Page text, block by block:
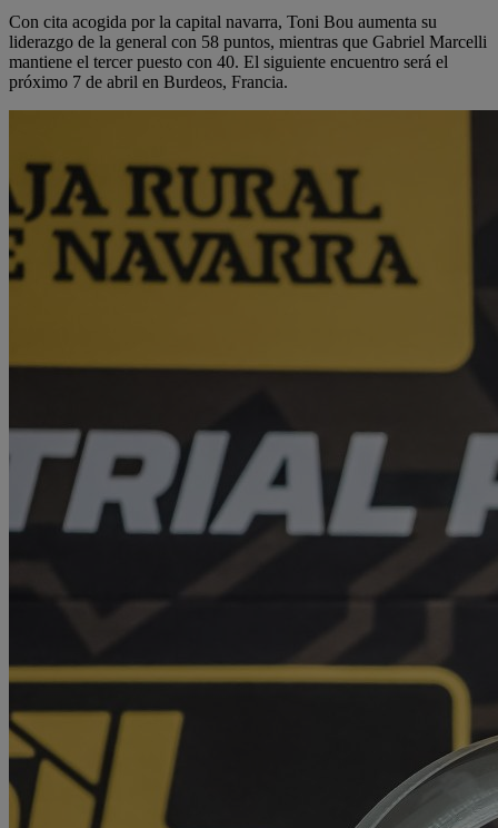
Con cita acogida por la capital navarra, Toni Bou aumenta su
liderazgo de la general con 58 puntos, mientras que Gabriel Marcelli
mantiene el tercer puesto con 40. El siguiente encuentro será el
próximo 7 de abril en Burdeos, Francia.